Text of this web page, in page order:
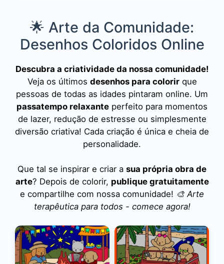
🌟 Arte da Comunidade:
Desenhos Coloridos Online
Descubra a criatividade da nossa comunidade!
Veja os últimos desenhos para colorirque
pessoas de todas as idades pintaram online. Um
passatempo relaxante perfeito para momentos
de lazer, redução de estresse ou simplesmente
diversão criativa! Cada criação é única e cheia de
personalidade.
Que tal se inspirar e criar a sua própria obra de
arte? Depois de colorir, publique gratuitamente
e compartilhe com nossa comunidade! 🎨 Arte
terapêutica para todos - comece agora!